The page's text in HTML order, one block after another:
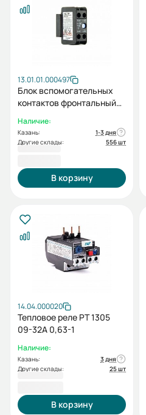
13.01.01.000497
Блок вспомогательных
контактов фронтальный
100, UMC9-100, HGR)
Наличие:
Казань:
1-3 дня
Другие склады:
556 шт
В корзину
14.04.000020
Тепловое реле РТ 1305
09-32А 0,63-1
Наличие:
Казань:
3 дня
Другие склады:
25 шт
В корзину